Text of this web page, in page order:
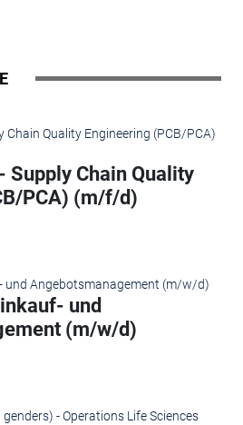
Supply Chain Quality
PCA) (m/f/d)
und
(m/w/d)